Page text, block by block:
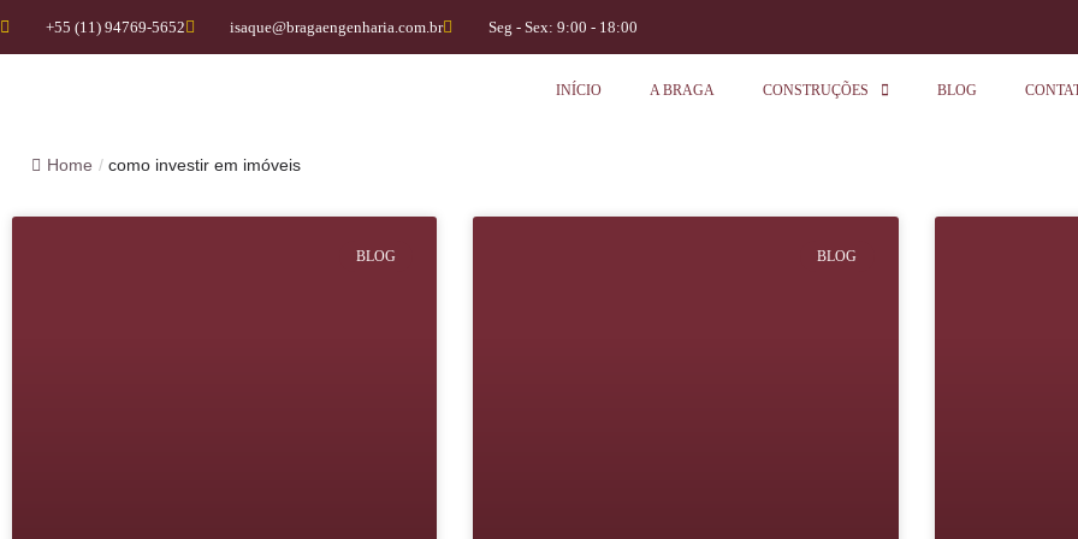
+55 (11) 94769-5652 isaque@bragaengenharia.com.br Seg - Sex: 9:00 - 18:00
INÍCIO A BRAGA CONSTRUÇÕES BLOG
Home / como investir em imóveis
BLOG BLOG